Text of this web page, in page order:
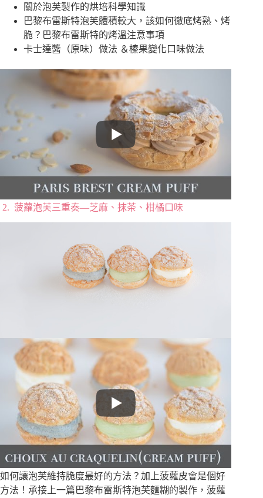
關於泡芙製作的烘培科學知識
巴黎布雷斯特泡芙體積較大，該如何徹底烤熟、烤
脆？巴黎布雷斯特的烤溫注意事項
卡士達醬（原味）做法 ＆榛果變化口味做法
2. 菠蘿泡芙三重奏—芝麻、抹茶、柑橘口味
如何讓泡芙維持脆度最好的方法？加上菠蘿皮會是個好
方法！承接上一篇巴黎布雷斯特泡芙麵糊的製作，菠蘿